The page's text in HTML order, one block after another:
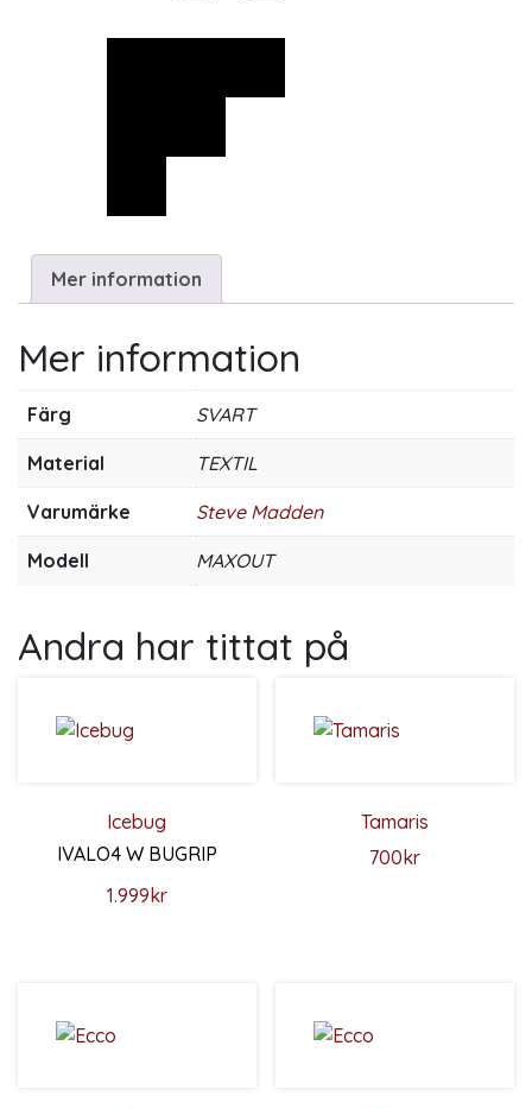
Mer information
Mer information
Färg SVART
Material TEXTIL
Varumärke Steve Madden
Modell MAXOUT
Andra har tittat på
Icebug
IVALO4 W BUGRIP
1.999kr
Tamaris
700kr